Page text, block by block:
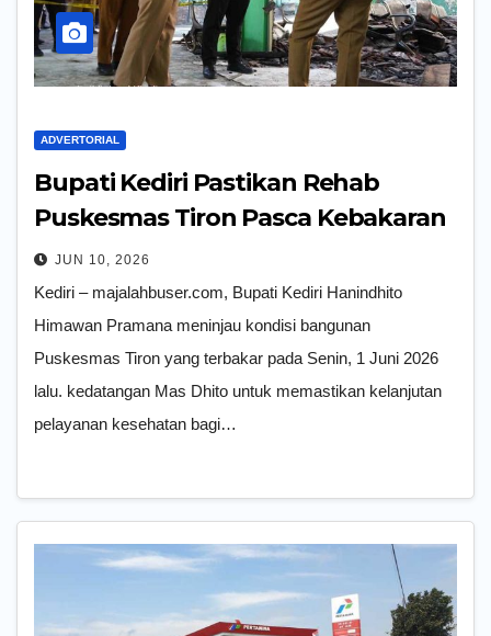
ADVERTORIAL
Bupati Kediri Pastikan Rehab
Puskesmas Tiron Pasca Kebakaran
JUN 10, 2026
Kediri – majalahbuser.com, Bupati Kediri Hanindhito
Himawan Pramana meninjau kondisi bangunan
Puskesmas Tiron yang terbakar pada Senin, 1 Juni 2026
lalu. kedatangan Mas Dhito untuk memastikan kelanjutan
pelayanan kesehatan bagi…